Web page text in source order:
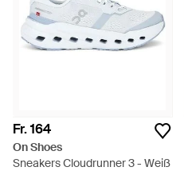
Fr. 164
On Shoes
Sneakers Cloudrunner 3 - Weiß